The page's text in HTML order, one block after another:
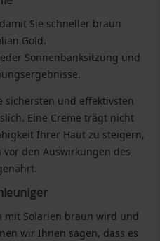
Sie schneller braun
Gold.
Sonnenbanksitzung und
sichersten und effektivsten
Eine Creme trägt nicht
Ihrer Haut zu steigern,
den Auswirkungen des
mit Solarien braun wird und
wir Ihnen sagen, dass es